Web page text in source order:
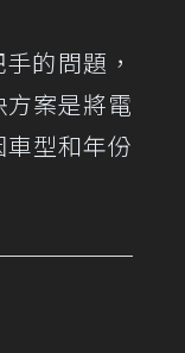
的問題，
案是將電
型和年份